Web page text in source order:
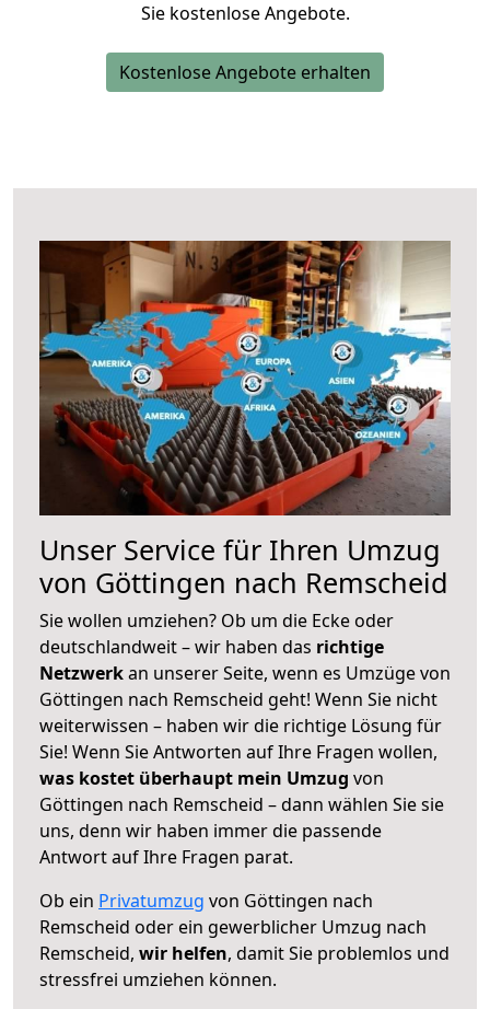
Sie kostenlose Angebote.
Kostenlose Angebote erhalten
Unser Service für Ihren Umzug
von Göttingen nach Remscheid
Sie wollen umziehen? Ob um die Ecke oder
deutschlandweit – wir haben das richtige
Netzwerkan unserer Seite, wenn es Umzüge von
Göttingen nach Remscheid geht! Wenn Sie nicht
weiterwissen – haben wir die richtige Lösung für
Sie! Wenn Sie Antworten auf Ihre Fragen wollen,
was kostet überhaupt mein Umzug von
Göttingen nach Remscheid – dann wählen Sie sie
uns, denn wir haben immer die passende
Antwort auf Ihre Fragen parat.
Ob ein Privatumzug von Göttingen nach
Remscheid oder ein gewerblicher Umzug nach
Remscheid, wir helfen, damit Sie problemlos und
stressfrei umziehen können.